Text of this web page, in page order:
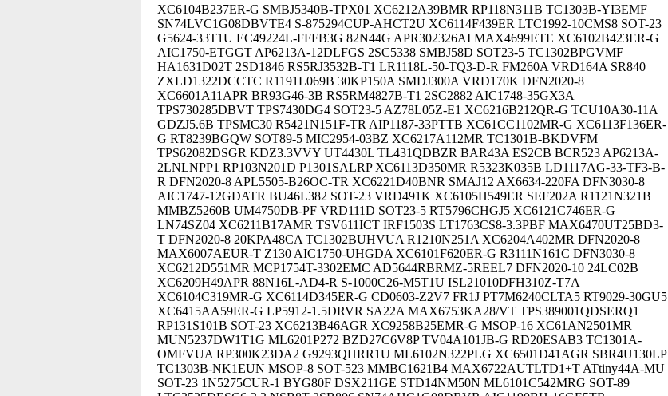
XC6104B237ER-G SMBJ5340B-TPX01 XC6212A39BMR RP118N311B TC1303B-YI3EMF
SN74LVC1G08DBVTE4 S-875294CUP-AHCT2U XC6114F439ER LTC1992-10CMS8 SOT-23
G5624-33T1U EC49224L-FFFB3G 82N44G APR302326AI MAX4699ETE XC6102B423ER-G
AIC1750-ETGGT AP6213A-12DLFGS 2SC5338 SMBJ58D SOT23-5 TC1302BPGVMF
HA1631D02T 2SD1846 RS5RJ3532B-T1 LR1118L-50-TQ3-D-R FM260A VRD164A SR840
ZXLD1322DCCTC R1191L069B 30KP150A SMDJ300A VRD170K DFN2020-8
XC6601A11APR BR93G46-3B RS5RM4827B-T1 2SC2882 AIC1748-35GX3A
TPS730285DBVT TPS7430DG4 SOT23-5 AZ78L05Z-E1 XC6216B212QR-G TCU10A30-11A
GDZJ5.6B TPSMC30 R5421N151F-TR AIP1187-33PTTB XC61CC1102MR-G XC6113F136ER-
G RT8239BGQW SOT89-5 MIC2954-03BZ XC6217A112MR TC1301B-BKDVFM
TPS62082DSGR KDZ3.3VVY UT4430L TL431QDBZR BAR43A ES2CB BCR523 AP6213A-
2LNLNPP1 RP103N201D P1301SALRP XC6113D350MR R5323K035B LD1117AG-33-TF3-B-
R DFN2020-8 APL5505-B26OC-TR XC6221D40BNR SMAJ12 AX6634-220FA DFN3030-8
AIC1747-12GDATR BU46L382 SOT-23 VRD491K XC6105H549ER SEF202A R1121N321B
MMBZ5260B UM4750DB-PF VRD111D SOT23-5 RT5796CHGJ5 XC6121C746ER-G
LN74SZ04 XC6211B17AMR TSV611ICT IRF1503S LT1763CS8-3.3PBF MAX6470UT25BD3-
T DFN2020-8 20KPA48CA TC1302BUHVUA R1210N251A XC6204A402MR DFN2020-8
MAX6007AEUR-T Z130 AIC1750-UHGDA XC6101F620ER-G R3111N161C DFN3030-8
XC6212D551MR MCP1754T-3302EMC AD5644RBRMZ-5REEL7 DFN2020-10 24LC02B
XC6209H49APR 88N16L-AD4-R S-1000C26-M5T1U ISL21010DFH310Z-T7A
XC6104C319MR-G XC6114D345ER-G CD0603-Z2V7 FR1J PT7M6240CLTA5 RT9029-30GU5
XC6415AA59ER-G LP5912-1.5DRVR SA22A MAX6753KA28/VT TPS389001QDSERQ1
RP131S101B SOT-23 XC6213B46AGR XC9258B25EMR-G MSOP-16 XC61AN2501MR
MUN5237DW1T1G ML6201P272 BZD27C6V8P TV04A101JB-G RD20ESAB3 TC1301A-
OMFVUA RP300K23DA2 G9293QHRR1U ML6102N322PLG XC6501D41AGR SBR4U130LP
TC1303B-NK1EUN MSOP-8 SOT-523 MMBC1621B4 MAX6722AUTLTD1+T ATtiny44A-MU
SOT-23 1N5275CUR-1 BYG80F DSX211GE STD14NM50N ML6101C542MRG SOT-89